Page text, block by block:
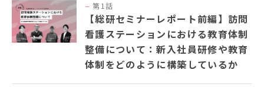
連載
ソフィアメディアについて
訪問看護ステーション一覧
第1話
【総研セミナーレポート前編】訪問
看護ステーションにおける教育体制
整備について：新入社員研修や教育
体制をどのように構築しているか